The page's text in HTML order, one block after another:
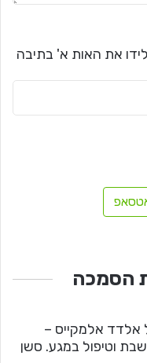
את האות א' בתיבה
הסמכה
אלדד אלמקייס –
וטיפול במגע. סשן